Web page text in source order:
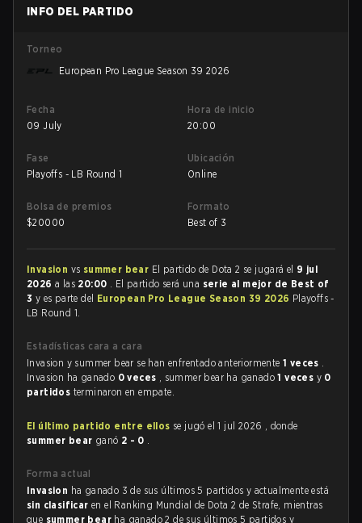
INFO DEL PARTIDO
Torneo
European Pro League Season 39 2026
Fecha
09 July
Hora de inicio
20:00
Fase
Playoffs - LB Round 1
Ubicación
Online
Bolsa de premios
$20000
Formato
Best of 3
Invasion vs summer bear El partido de Dota 2 se jugará el 9 jul
2026 a las 20:00 . El partido será una serie al mejor de Best of
3 y es parte del European Pro League Season 39 2026 Playoffs -
LB Round 1.
Estadísticas cara a cara
Invasion y summer bear se han enfrentado anteriormente 1 veces .
Invasion ha ganado 0 veces , summer bear ha ganado1 veces y 0
partidos terminaron en empate.
El último partido entre ellos se jugó el 1 jul 2026 , donde
summer bear ganó 2 - 0 .
Forma actual
Invasion ha ganado 3 de sus últimos 5 partidos y actualmente está
sin clasificar en el Ranking Mundial de Dota 2 de Strafe, mientras
que summer bear ha ganado 2 de sus últimos 5 partidos y